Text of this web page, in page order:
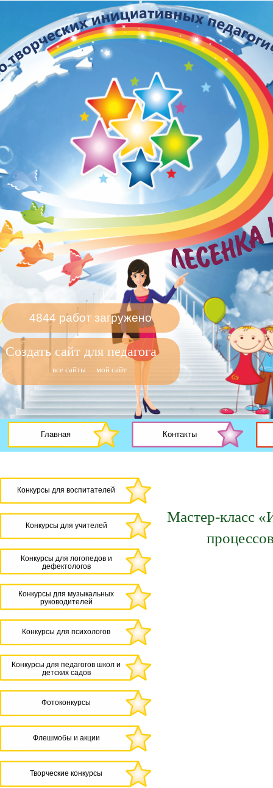
4844 работ загружено
Создать сайт для педагога
все сайты мой сайт
Главная Контакты
Конкурсы для воспитателей
Конкурсы для учителей
Конкурсы для логопедов и
дефектологов
Конкурсы для музыкальных
руководителей
Конкурсы для психологов
Конкурсы для педагогов школ и
детских садов
Фотоконкурсы
Флешмобы и акции
Творческие конкурсы
Мастер-класс